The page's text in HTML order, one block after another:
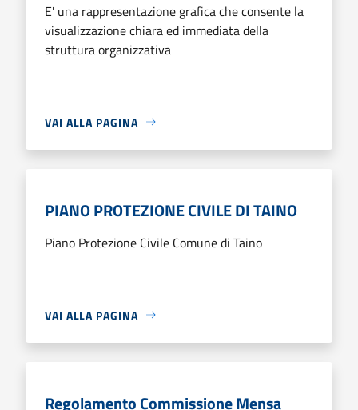
E' una rappresentazione grafica che consente la
visualizzazione chiara ed immediata della
struttura organizzativa
VAI ALLA PAGINA
PIANO PROTEZIONE CIVILE DI TAINO
Piano Protezione Civile Comune di Taino
VAI ALLA PAGINA
Regolamento Commissione Mensa